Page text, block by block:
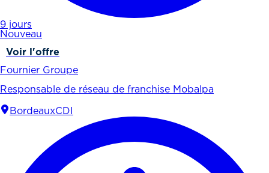
9 jours
Nouveau
Voir l'offre
Fournier Groupe
Responsable de réseau de franchise Mobalpa
BordeauxCDI